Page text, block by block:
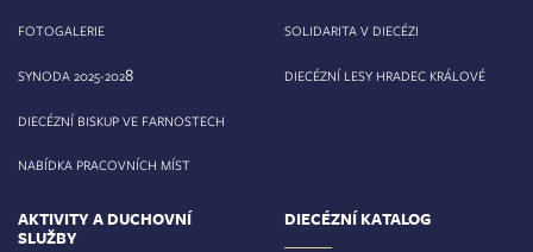
FOTOGALERIE
SYNODA 2025-2028
DIECÉZNÍ BISKUP VE FARNOSTECH
NABÍDKA PRACOVNÍCH MÍST
SOLIDARITA V DIECÉZI
DIECÉZNÍ LESY HRADEC KRÁLOVÉ
AKTIVITY A DUCHOVNÍ
SLUŽBY
DIECÉZNÍ KATALOG